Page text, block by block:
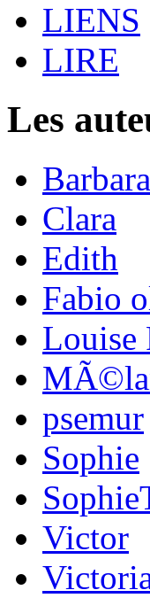
LIENS
LIRE
Les
Barbara
Clara
Edith
Fabio
Louise
psemur
Sophie
Victor